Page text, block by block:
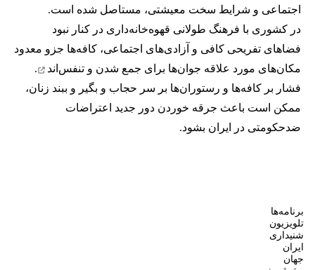
اجتماعی و شرایط سخت معیشتی، مستاصل شده است.
در کشوری با فرهنگ طولانی قهوه‌‌خانه‌داری در کنار نبود
فضاهای تفریحی کافی و آزادی‌های اجتماعی، کافه‌ها جزو معدود
مکان‌های مورد علاقه جوان‌ها برای جمع شدن و تنفس‌اند
.
فشار بر کافه‌ها و رستوران‌ها بر سر حجاب و بگیر و ببند زنان،
ممکن است باعث جرقه خوردن دور جدید اعتراضات
ضدحکومتی در ایران بشود.
برنامه‌ها
تلویزیون
شنیداری
ایران
جهان